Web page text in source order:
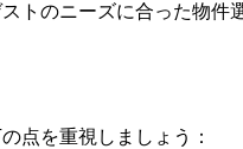
トのニーズに合った物件
点を重視しましょう：